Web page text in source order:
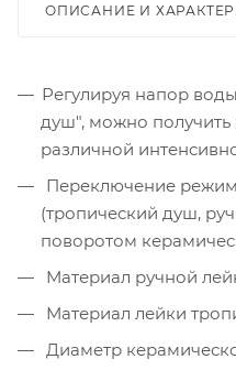
ОПИСАНИЕ И
Регулируя напор
душ", можно получить
различной
Переключение
(тропический душ,
поворотом
Материал ручной
Материал лейки
Диаметр